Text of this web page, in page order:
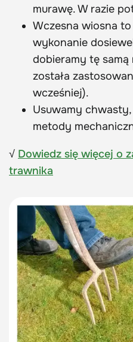
murawę. W razie
Wczesna wiosna
wykonanie
dobieramy tę samą
została
wcześniej).
Usuwamy
metody
√ Dowiedz się więcej o
trawnika